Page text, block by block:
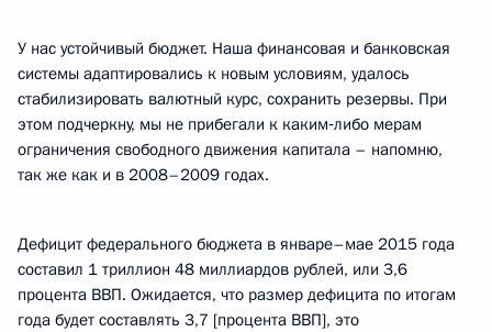
У нас устойчивый бюджет. Наша финансовая и банковская
системы адаптировались к новым условиям, удалось
стабилизировать валютный курс, сохранить резервы. При
этом подчеркну, мы не прибегали к каким‑либо мерам
ограничения свободного движения капитала – напомню,
так же как и в 2008–2009 годах.
Дефицит федерального бюджета в январе–мае 2015 года
составил 1 триллион 48 миллиардов рублей, или 3,6
процента ВВП. Ожидается, что размер дефицита по итогам
года будет составлять 3,7 [процента ВВП], это